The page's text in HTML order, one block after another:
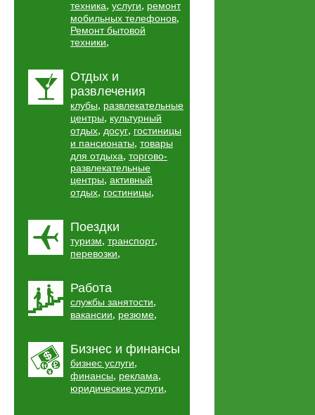
техника, услуги, ремонт
мобильных телефонов,
Ремонт бытовой
техники,
Отдых и
развлечения
клубы, развлекательные
центры, культурный
отдых, досуг, гостиницы
и пансионаты, товары
для отдыха, торгово-
развлекательные
центры, активный
отдых, гостиницы,
Поездки
туризм, транспорт,
перевозки,
Работа
службы занятости,
вакансии, резюме,
Бизнес и финансы
бизнес услуги,
финансы, реклама,
юридические услуги,